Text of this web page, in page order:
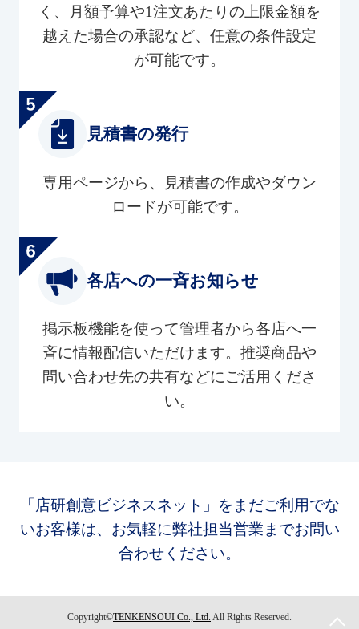
く、月額予算や1注文あたりの上限金額を
越えた場合の承認など、任意の条件設定
が可能です。
見積書の発行
専用ページから、見積書の作成やダウン
ロードが可能です。
各店への一斉お知らせ
掲示板機能を使って管理者から各店へ一
斉に情報配信いただけます。推奨商品や
問い合わせ先の共有などにご活用くださ
い。
「店研創意ビジネスネット」をまだご利用でな
いお客様は、お気軽に弊社担当営業までお問い
合わせください。
Copyright©TENKENSOUI Co., Ltd. All Rights Reserved.